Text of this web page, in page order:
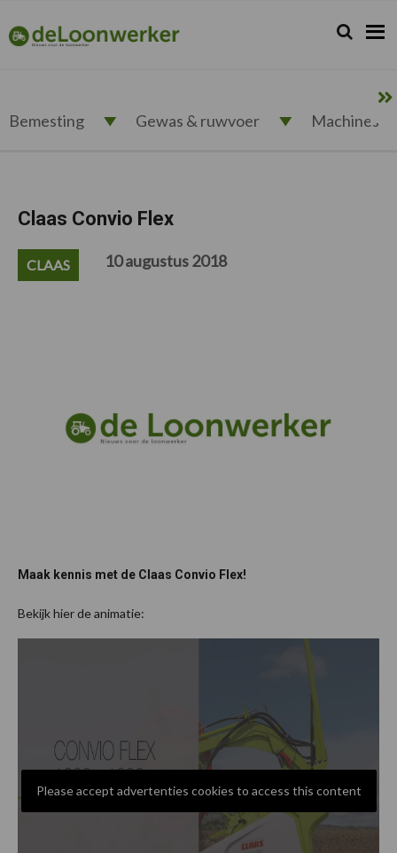
de
hoofdnavigatie
de
hoofd
de
eerste
de
voettekst
deloonwerker.nl Zoeken...
Zoek
Bemesting Gewas & ruwvoer Machines
Claas Convio Flex
CLAAS 10 augustus 2018
Maak kennis met de Claas Convio Flex!
Bekijk hier de animatie:
Please accept advertenties cookies to access this content